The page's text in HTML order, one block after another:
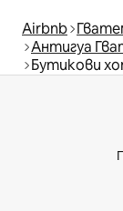
Airbnb
Антигуа
Бутикови